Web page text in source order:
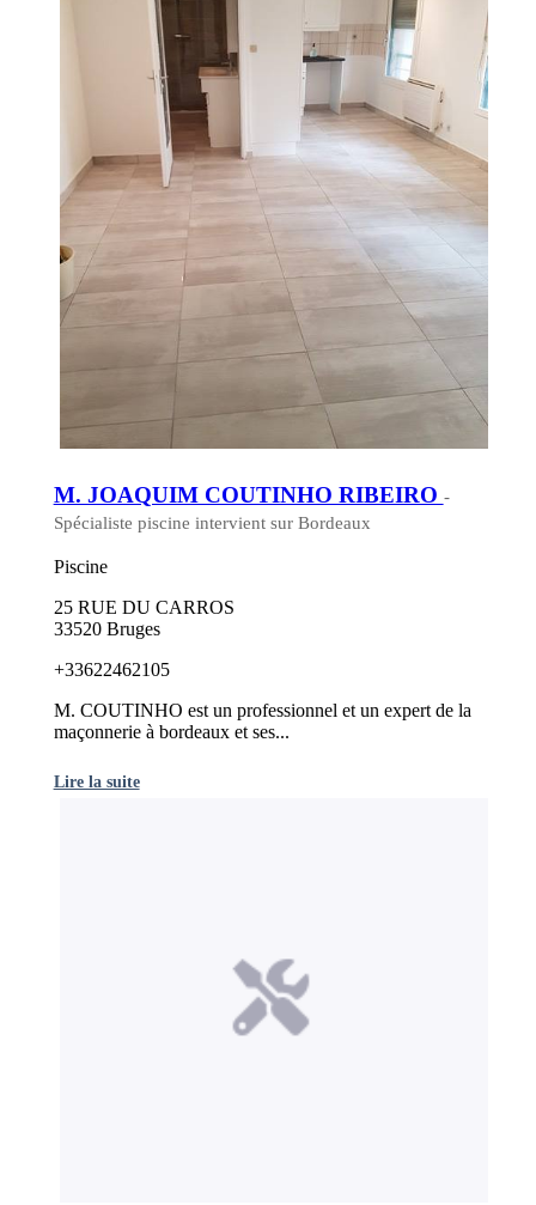
M. JOAQUIM COUTINHO RIBEIRO -
Spécialiste piscine intervient sur Bordeaux
Piscine
25 RUE DU CARROS
33520 Bruges
+33622462105
M. COUTINHO est un professionnel et un expert de la
maçonnerie à bordeaux et ses...
Lire la suite